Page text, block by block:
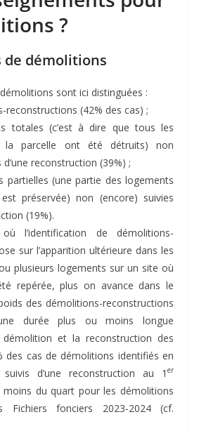
?
de démolitions
sont ici distinguées :
reconstructions (42% des cas) ;
totales (c’est à dire que tous les
la parcelle ont été détruits) non
reconstruction (39%) ;
partielles (une partie des logements
préservée) non (encore) suivies
(19%).
l’identification de démolitions-
sur l’apparition ultérieure dans les
plusieurs logements sur un site où
repérée, plus on avance dans le
des démolitions-reconstructions
durée plus ou moins longue
démolition et la reconstruction des
des cas de démolitions identifiés en
d’une reconstruction au 1 er
du quart pour les démolitions
Fichiers fonciers 2023-2024 (cf.